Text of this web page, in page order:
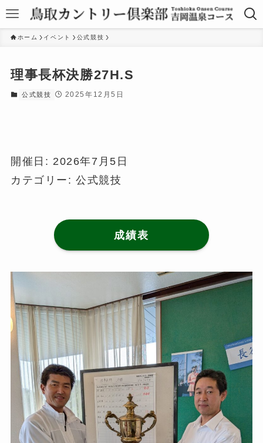
ホーム イベント 公式競技
理事長杯決勝27H.S
公式競技 2025年12月5日
開催日: 2026年7月5日
カテゴリー:公式競技
成績表